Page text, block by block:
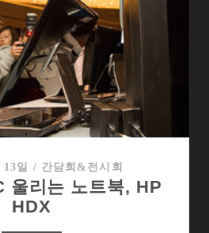
에
도
전
장
던
진
노
북
들
일 / 간담회&전시회
울리는 노트북, HP
HDX